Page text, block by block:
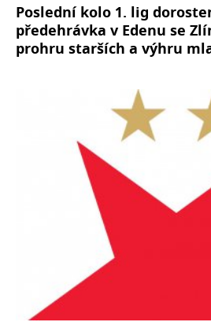
Poslední kolo 1. lig
předehrávka v Edenu se
prohru starších a výhru